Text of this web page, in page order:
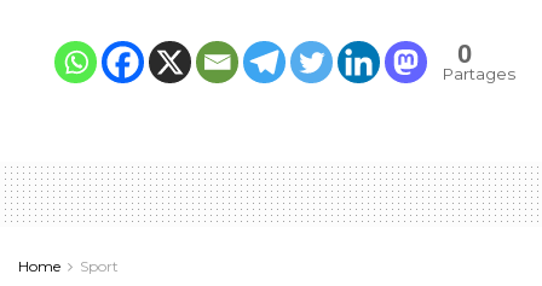
0
Partages
Home Sport